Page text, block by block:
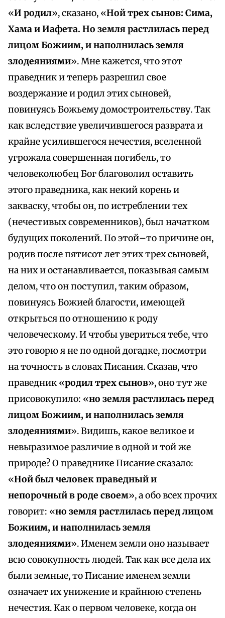
«И родил», сказано, «Ной трех сынов: Сима,
Хама и Иафета. Но земля растлилась перед
лицом Божиим, и наполнилась земля
злодеяниями». Мне кажется, что этот
праведник и теперь разрешил свое
воздержание и родил этих сыновей,
повинуясь Божьему домостроительству. Так
как вследствие увеличившегося разврата и
крайне усилившегося нечестия, вселенной
угрожала совершенная погибель, то
человеколюбец Бог благоволил оставить
этого праведника, как некий корень и
закваску, чтобы он, по истреблении тех
(нечестивых современников), был начатком
будущих поколений. По этой–то причине он,
родив после пятисот лет этих трех сыновей,
на них и останавливается, показывая самым
делом, что он поступил, таким образом,
повинуясь Божией благости, имеющей
открыться по отношению к роду
человеческому. И чтобы увериться тебе, что
это говорю я не по одной догадке, посмотри
на точность в словах Писания. Сказав, что
праведник «родил трех сынов», оно тут же
присовокупило: «но земля растлилась перед
лицом Божиим, и наполнилась земля
злодеяниями». Видишь, какое великое и
невыразимое различие в одной и той же
природе? О праведнике Писание сказало:
«Ной был человек праведный и
непорочный в роде своем», а обо всех прочих
говорит: «но земля растлилась перед лицом
Божиим, и наполнилась земля
злодеяниями». Именем земли оно называет
всю совокупность людей. Так как все дела их
были земные, то Писание именем земли
означает их унижение и крайнюю степень
нечестия. Как о первом человеке, когда он